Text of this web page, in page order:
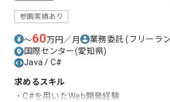
参画実績あり
〜60万円／月 業務委託(フリーラ
国際センター(愛知県)
Java / C#
求めるスキル
・C#を用いたWeb開発経験